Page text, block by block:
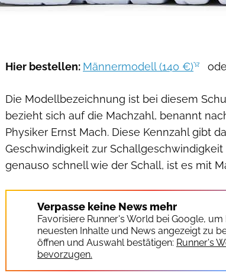
Hier bestellen: Männermodell (140 €)
Die Modellbezeichnung ist bei diesem
bezieht sich auf die Machzahl, benannt
Physiker Ernst Mach. Diese Kennzahl gibt
Geschwindigkeit zur
genauso schnell wie der Schall, ist es mit
Verpasse keine News mehr
Favorisiere Runner's World bei Google,
neuesten Inhalte und News angezeigt zu
öffnen und Auswahl bestätigen: Runner's
bevorzugen.